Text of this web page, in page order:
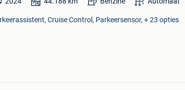
Cruise Control, Parkeersensor, + 23 opties